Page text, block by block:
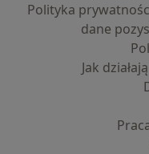
Polityka
dane
Jak